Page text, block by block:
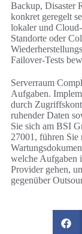
Backup, Disaster
konkret geregelt
lokaler und
Standorte oder
Failover-Tests
Serverraum
Aufgaben.
durch
ruhender Daten
Sie sich am BSI
27001, führen Sie
welche Aufgaben
Provider gehen,
gegenüber